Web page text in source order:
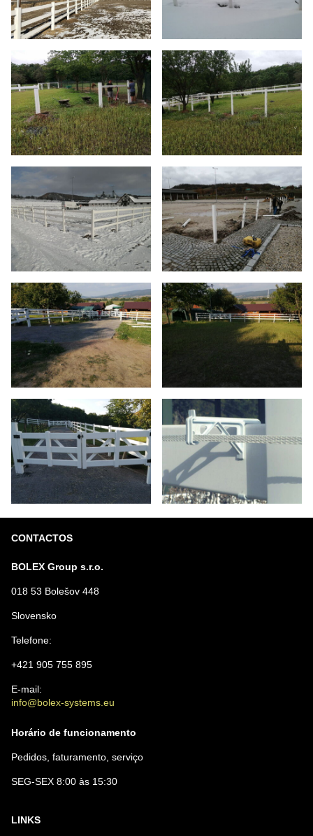
CONTACTOS
BOLEX Group s.r.o.
018 53 Bolešov 448
Slovensko
Telefone:
+421 905 755 895
E-mail:
info@bolex-systems.eu
Horário de funcionamento
Pedidos, faturamento, serviço
SEG-SEX 8:00 às 15:30
LINKS